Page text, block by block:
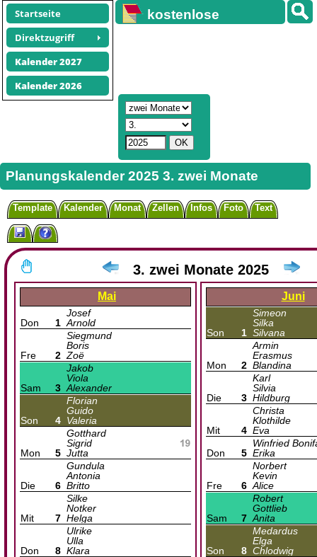
Startseite
Direktzugriff
Kalender 2027
Kalender 2026
kostenlose
Planungskalender 2025 3. zwei Monate
Template Kalender Monat Zellen Infos Foto Text
3. zwei Monate 2025
Mai
Don 1
Josef
Arnold
Fre 2
Siegmund
Boris
Zoë
Sam 3
Jakob
Viola
Alexander
Son 4
Florian
Guido
Valeria
Mon 5
Gotthard
Sigrid
Jutta
Die 6
Gundula
Antonia
Britto
Mit 7
Silke
Notker
Helga
Don 8
Ulrike
Ulla
Klara
Juni
Son 1
Simeon
Silka
Silvana
Mon 2
Armin
Erasmus
Blandina
Die 3
Karl
Silvia
Hildburg
Mit 4
Christa
Klothilde
Eva
Don
5
Winfried
Erika
Fre 6
Norbert
Kevin
Alice
Sam 7
Robert
Gottlieb
Anita
Son 8
Medardus
Elga
Chlodwig